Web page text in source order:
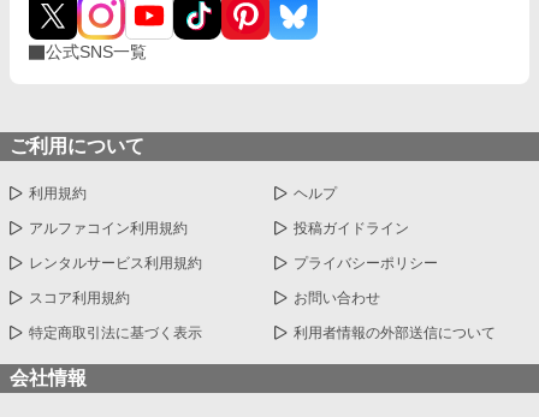
公式SNS一覧
ご利用について
利用規約 ヘルプ
アルファコイン利用規約 投稿ガイドライン
レンタルサービス利用規約 プライバシーポリシー
スコア利用規約 お問い合わせ
特定商取引法に基づく表示 利用者情報の外部送信について
会社情報